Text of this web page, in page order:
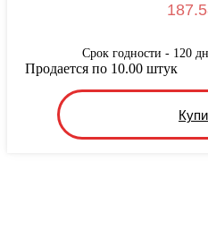
Срок годности - 120
Продается по 10.00 штук